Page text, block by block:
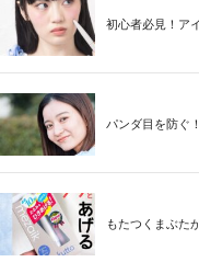
初心者必見！ア
パンダ目を防ぐ
もたつくまぶた